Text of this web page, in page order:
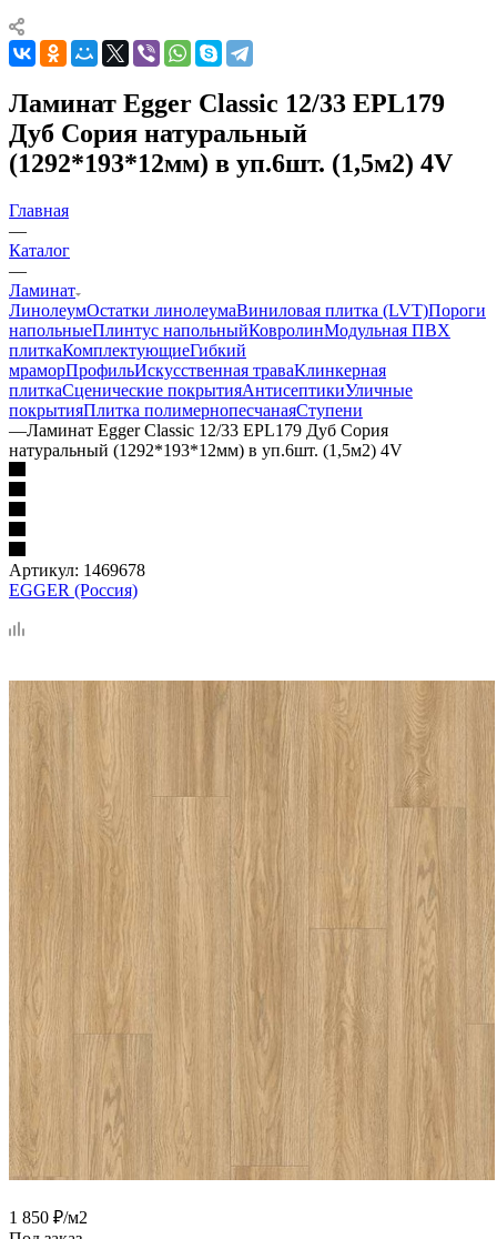
Ламинат Egger Classic 12/33 EPL179
Дуб Сория натуральный
(1292*193*12мм) в уп.6шт. (1,5м2) 4V
Главная
—
Каталог
—
Ламинат
ЛинолеумОстатки линолеумаВиниловая плитка (LVT)Пороги
напольныеПлинтус напольныйКовролинМодульная ПВХ
плиткаКомплектующиеГибкий
мраморПрофильИскусственная траваКлинкерная
плиткаСценические покрытияАнтисептикиУличные
покрытияПлитка полимернопесчанаяСтупени
—Ламинат Egger Classic 12/33 EPL179 Дуб Сория
натуральный (1292*193*12мм) в уп.6шт. (1,5м2) 4V
Артикул: 1469678
EGGER (Россия)
1 850 ₽/м2